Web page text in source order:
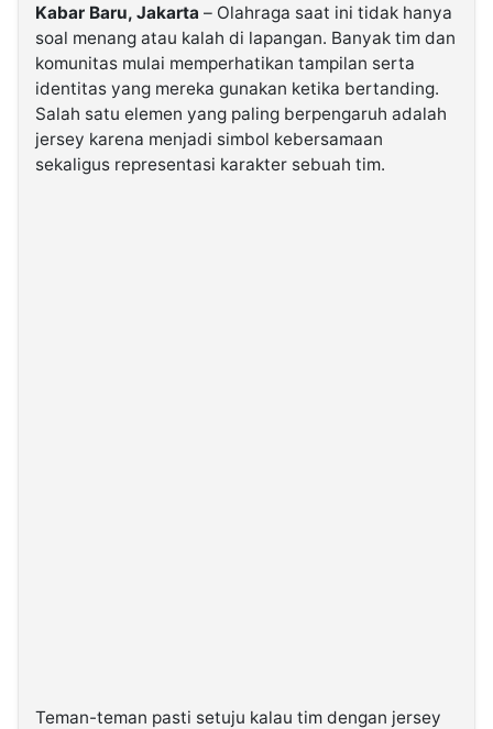
Kabarbaru.co
2026
Kabar Baru, Jakarta – Olahraga saat ini tidak hanya
soal menang atau kalah di lapangan. Banyak tim dan
komunitas mulai memperhatikan tampilan serta
identitas yang mereka gunakan ketika bertanding.
Salah satu elemen yang paling berpengaruh adalah
jersey karena menjadi simbol kebersamaan
sekaligus representasi karakter sebuah tim.
Teman-teman pasti setuju kalau tim dengan jersey